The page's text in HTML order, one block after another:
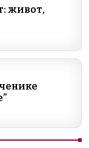
Li
k
живот,